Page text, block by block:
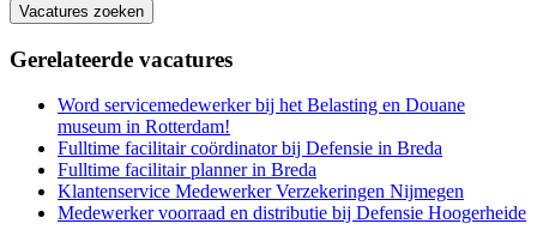
Vacatures zoeken
Gerelateerde vacatures
Word servicemedewerker bij het Belasting en Douane
museum in Rotterdam!
Fulltime facilitair coördinator bij Defensie in Breda
Fulltime facilitair planner in Breda
Klantenservice Medewerker Verzekeringen Nijmegen
Medewerker voorraad en distributie bij Defensie Hoogerheide